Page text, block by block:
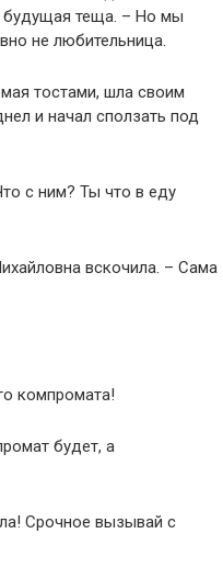
будущая теща. – Но мы
не любительница.
тостами, шла своим
и начал сползать под
с ним? Ты что в еду
вскочила. – Сама
компромата!
будет, а
Срочное вызывай с